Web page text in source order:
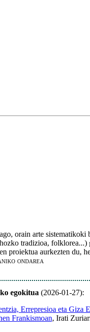
orain arte sistematikoki
tradizioa,
proiektua aurkezten du,
ondarea
egokitua (2026-01-27):
Errepresioa eta Giza
Frankismoan, Irati